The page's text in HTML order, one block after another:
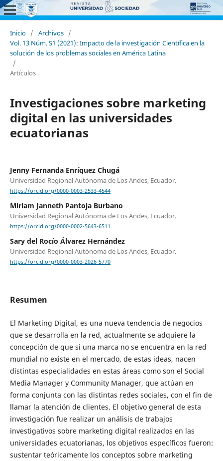
Inicio / Archivos /
Vol. 13 Núm. S1 (2021): Impacto de la investigación Científica en la
solución de los problemas sociales en América Latina
/
Artículos
Investigaciones sobre marketing
digital en las universidades
ecuatorianas
Jenny Fernanda Enríquez Chugá
Universidad Regional Autónoma de Los Andes, Ecuador.
https://orcid.org/0000-0003-2533-4544
Miriam Janneth Pantoja Burbano
Universidad Regional Autónoma de Los Andes, Ecuador.
https://orcid.org/0000-0002-5643-6511
Sary del Rocío Álvarez Hernández
Universidad Regional Autónoma de Los Andes, Ecuador.
https://orcid.org/0000-0003-2026-5770
Resumen
El Marketing Digital, es una nueva tendencia de negocios
que se desarrolla en la red, actualmente se adquiere la
concepción de que si una marca no se encuentra en la red
mundial no existe en el mercado, de estas ideas, nacen
distintas especialidades en estas áreas como son el Social
Media Manager y Community Manager, que actúan en
forma conjunta con las distintas redes sociales, con el fin de
llamar la atención de clientes. El objetivo general de esta
investigación fue realizar un análisis de trabajos
investigativos sobre marketing digital realizados en las
universidades ecuatorianas, los objetivos específicos fueron:
sustentar teóricamente los conceptos sobre marketing